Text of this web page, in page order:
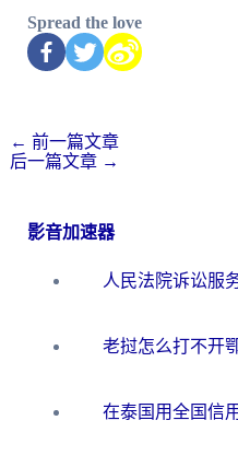
Spread the love
← 前一篇文章
后一篇文章 →
影音加速器